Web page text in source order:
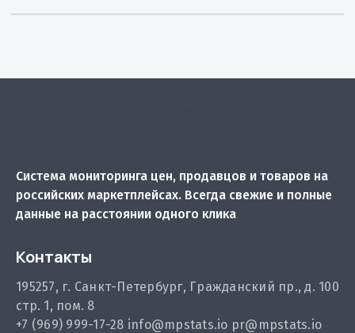
Система мониторинга цен, продавцов и товаров на
российских маркетплейсах. Всегда свежие и полные
данные на расстоянии одного клика
Контакты
195257, г. Санкт-Петербург, Гражданский пр., д. 100
стр. 1, пом. 8
+7 (969) 999-17-28 info@mpstats.io pr@mpstats.io